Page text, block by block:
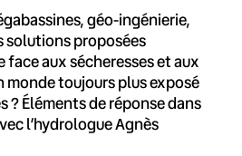
géo-ingénierie,
solutions proposées
face aux sécheresses et aux
monde toujours plus exposé
? Éléments de réponse dans
l’hydrologue Agnès